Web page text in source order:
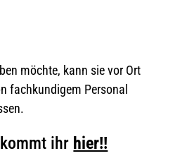
möchte, kann sie vor Ort
fachkundigem Personal
ihr hier!!